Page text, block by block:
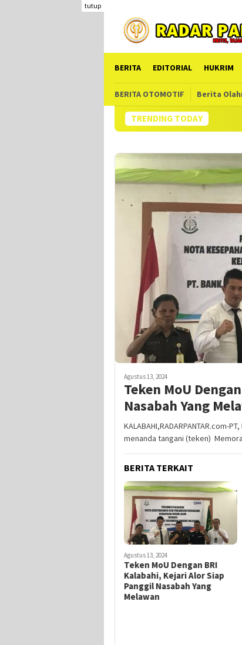
konten
tutup
BERITA EDITORIAL HUKRIM
BERITA OTOMOTIF Berita
TRENDING TODAY
Agustus 13, 2024
Teken MoU
Nasabah Yang
KALABAHI,RADARPANTAR.com-
menanda tangani (teken)
BERITA TERKAIT
Agustus 13, 2024
Teken MoU Dengan BRI
Kalabahi, Kejari Alor Siap
Panggil Nasabah Yang
Melawan